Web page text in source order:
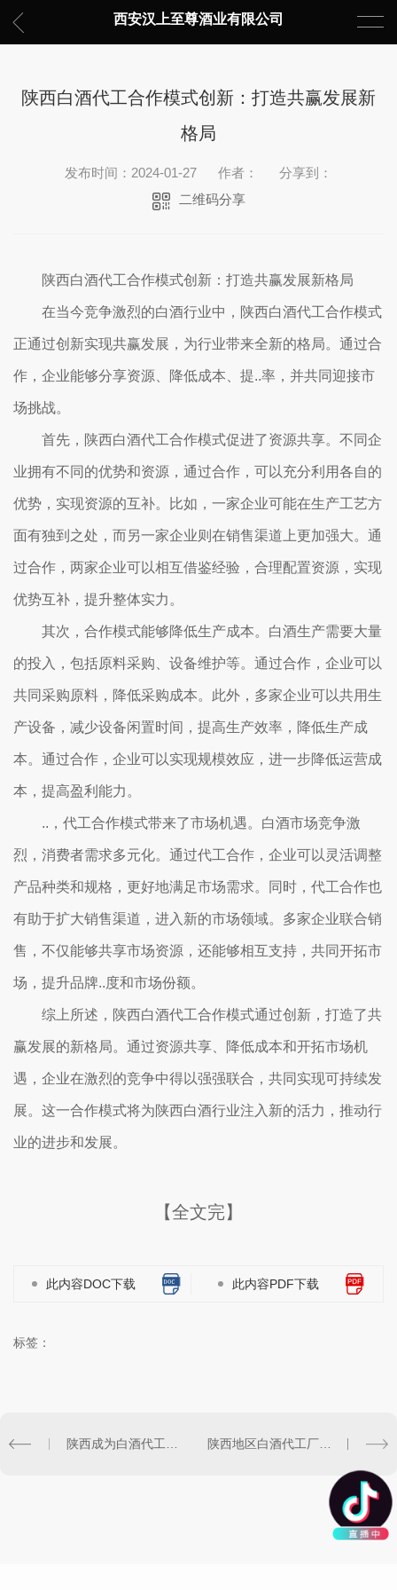
西安汉上至尊酒业有限公司
陕西白酒代工合作模式创新：打造共赢发展新
格局
发布时间：2024-01-27 作者：
分享到：
二维码分享
陕西白酒代工合作模式创新：打造共赢发展新格局
在当今竞争激烈的白酒行业中，陕西白酒代工合作模式
正通过创新实现共赢发展，为行业带来全新的格局。通过合
作，企业能够分享资源、降低成本、提..率，并共同迎接市
场挑战。
首先，陕西白酒代工合作模式促进了资源共享。不同企
业拥有不同的优势和资源，通过合作，可以充分利用各自的
优势，实现资源的互补。比如，一家企业可能在生产工艺方
面有独到之处，而另一家企业则在销售渠道上更加强大。通
过合作，两家企业可以相互借鉴经验，合理配置资源，实现
优势互补，提升整体实力。
其次，合作模式能够降低生产成本。白酒生产需要大量
的投入，包括原料采购、设备维护等。通过合作，企业可以
共同采购原料，降低采购成本。此外，多家企业可以共用生
产设备，减少设备闲置时间，提高生产效率，降低生产成
本。通过合作，企业可以实现规模效应，进一步降低运营成
本，提高盈利能力。
..，代工合作模式带来了市场机遇。白酒市场竞争激
烈，消费者需求多元化。通过代工合作，企业可以灵活调整
产品种类和规格，更好地满足市场需求。同时，代工合作也
有助于扩大销售渠道，进入新的市场领域。多家企业联合销
售，不仅能够共享市场资源，还能够相互支持，共同开拓市
场，提升品牌..度和市场份额。
综上所述，陕西白酒代工合作模式通过创新，打造了共
赢发展的新格局。通过资源共享、降低成本和开拓市场机
遇，企业在激烈的竞争中得以强强联合，共同实现可持续发
展。这一合作模式将为陕西白酒行业注入新的活力，推动行
业的进步和发展。
【全文完】
此内容DOC下载 此内容PDF下载
标签：